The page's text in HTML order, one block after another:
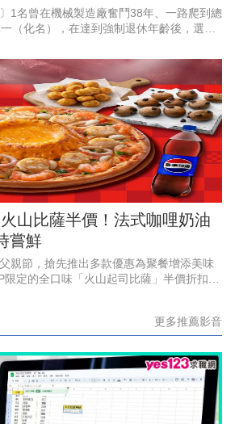
1名曾在機械製造廠奮鬥38年、一路爬到總
（化名），在達到強制退休年齡後，選擇
山比薩半價！法式咖哩奶油
嘗鮮
親節，搶先推出多款優惠為聚餐增添美味
定的全口味「火山起司比薩」半價折扣，
更多推薦影音